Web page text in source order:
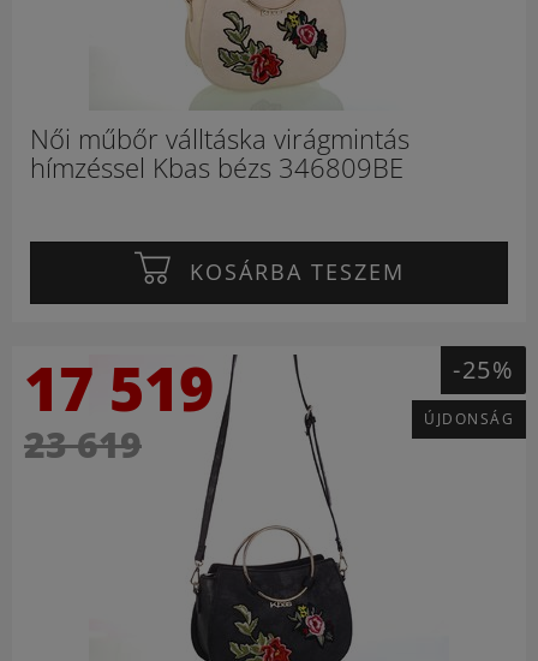
Női műbőr válltáska virágmintás
hímzéssel Kbas bézs 346809BE
KOSÁRBA TESZEM
17 519
23 619
-25%
ÚJDONSÁG